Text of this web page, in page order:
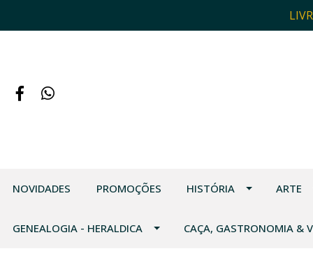
NOVIDADES PROMOÇÕES HISTÓRIA ARTE
GENEALOGIA - HERALDICA CAÇA, GASTRONOMIA &